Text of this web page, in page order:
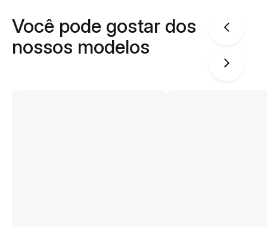
Você pode gostar dos
nossos modelos